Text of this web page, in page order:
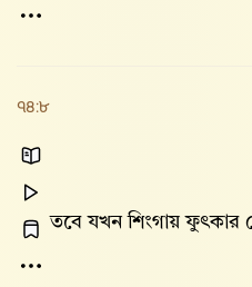
৭৪:৮
তবে যখন শিংগায় ফুৎকার